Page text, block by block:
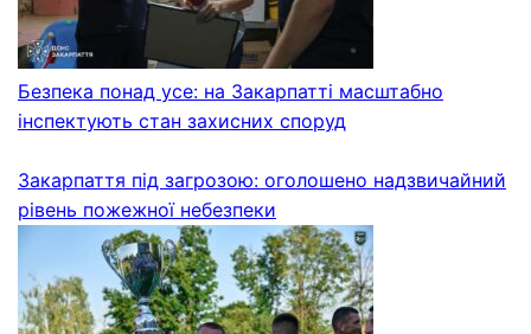
Безпека понад усе: на Закарпатті масштабно
інспектують стан захисних споруд
Закарпаття під загрозою: оголошено надзвичайний
рівень пожежної небезпеки